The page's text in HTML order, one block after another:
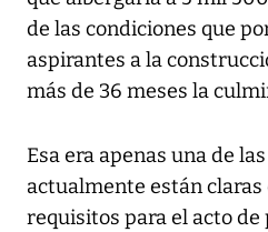
de las condiciones que
aspirantes a la
más de 36 meses la
Esa era apenas una de
actualmente están claras
requisitos para el acto de